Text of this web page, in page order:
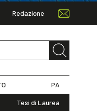
Redazione
PA
Tesi di Laurea